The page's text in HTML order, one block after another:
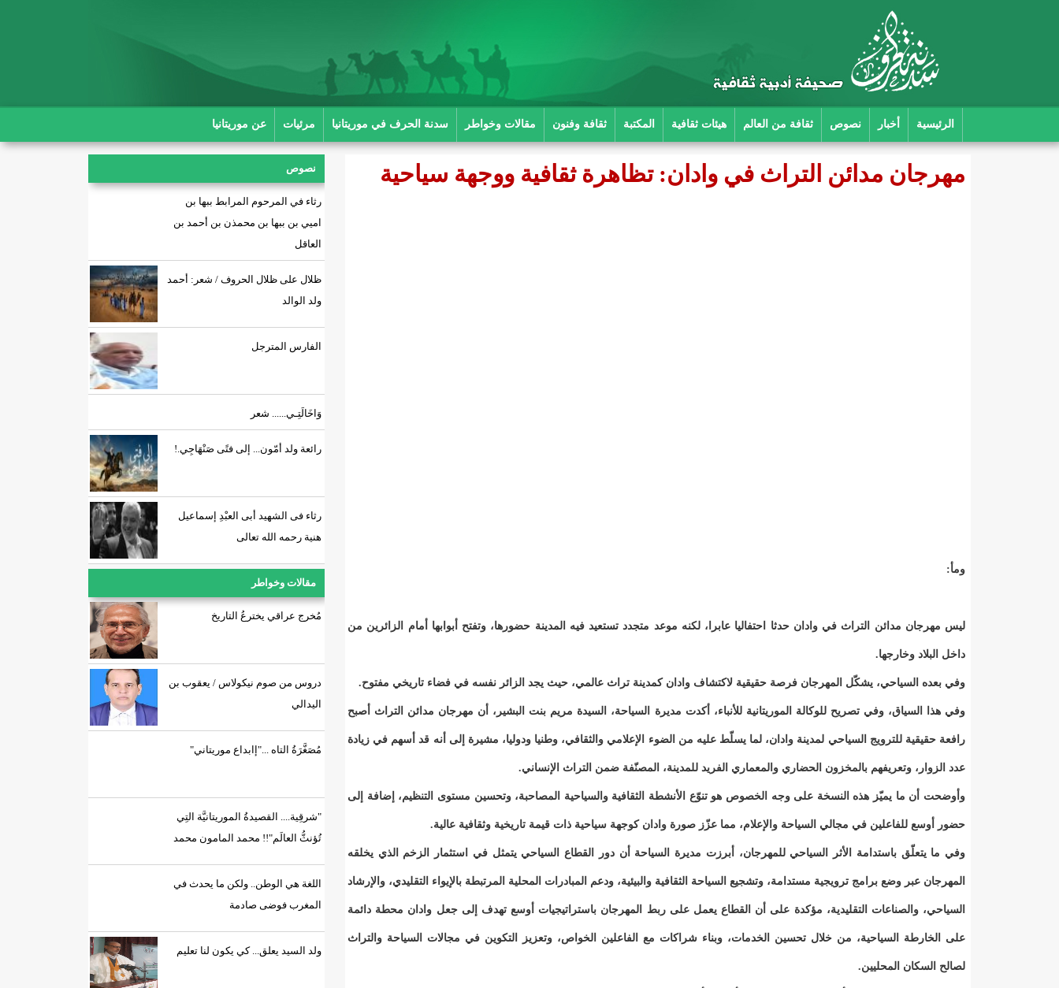
الرئيسية أخبار نصوص ثقافة من العالم هيئات ثقافية المكتبة ثقافة وفنون مقالات وخواطر سدنة الحرف في موريتانيا مرئيات عن موريتانيا
نصوص
رثاء في المرحوم المرابط ببها بن
اميي بن ببها بن محمذن بن أحمد بن
العاقل
ظلال على ظلال الحروف / شعر: أحمد
ولد الوالد
الفارس المترجل
وَاخَالَتِـي...... شعر
رائعة ولد أمّون... إلى فتًى صَنْهَاجِي.!
رثاء فى الشهيد أبى العبْدِ إسماعيل
هنية رحمه الله تعالى
مقالات وخواطر
مُخرج عراقي يخترعُ التاريخ
دروس من صوم نيكولاس / يعقوب بن
اليدالي
مُصَغَّرَةُ التاه ..."إابداع موريتاني"
"شرقِية.... القصيدةُ الموريتانيَّة التِي
تُؤنثُّ العالَم"!! محمد المامون محمد
اللغة هي الوطن.. ولكن ما يحدث في
المغرب فوضى صادمة
ولد السيد يعلق... كي يكون لنا تعليم
مهرجان مدائن التراث في وادان: تظاهرة ثقافية ووجهة سياحية
ومأ:
ليس مهرجان مدائن التراث في وادان حدثا احتفاليا عابرا، لكنه موعد متجدد تستعيد فيه المدينة حضورها، وتفتح أبوابها أمام الزائرين من
داخل البلاد وخارجها.
وفي بعده السياحي، يشكّل المهرجان فرصة حقيقية لاكتشاف وادان كمدينة تراث عالمي، حيث يجد الزائر نفسه في فضاء تاريخي مفتوح.
وفي هذا السياق، وفي تصريح للوكالة الموريتانية للأنباء، أكدت مديرة السياحة، السيدة مريم بنت البشير، أن مهرجان مدائن التراث أصبح
رافعة حقيقية للترويج السياحي لمدينة وادان، لما يسلّط عليه من الضوء الإعلامي والثقافي، وطنيا ودوليا، مشيرة إلى أنه قد أسهم في زيادة
عدد الزوار، وتعريفهم بالمخزون الحضاري والمعماري الفريد للمدينة، المصنّفة ضمن التراث الإنساني.
وأوضحت أن ما يميّز هذه النسخة على وجه الخصوص هو تنوّع الأنشطة الثقافية والسياحية المصاحبة، وتحسين مستوى التنظيم، إضافة إلى
حضور أوسع للفاعلين في مجالي السياحة والإعلام، مما عزّز صورة وادان كوجهة سياحية ذات قيمة تاريخية وثقافية عالية.
وفي ما يتعلّق باستدامة الأثر السياحي للمهرجان، أبرزت مديرة السياحة أن دور القطاع السياحي يتمثل في استثمار الزخم الذي يخلقه
المهرجان عبر وضع برامج ترويجية مستدامة، وتشجيع السياحة الثقافية والبيئية، ودعم المبادرات المحلية المرتبطة بالإيواء التقليدي، والإرشاد
السياحي، والصناعات التقليدية، مؤكدة على أن القطاع يعمل على ربط المهرجان باستراتيجيات أوسع تهدف إلى جعل وادان محطة دائمة
على الخارطة السياحية، من خلال تحسين الخدمات، وبناء شراكات مع الفاعلين الخواص، وتعزيز التكوين في مجالات السياحة والتراث
لصالح السكان المحليين.